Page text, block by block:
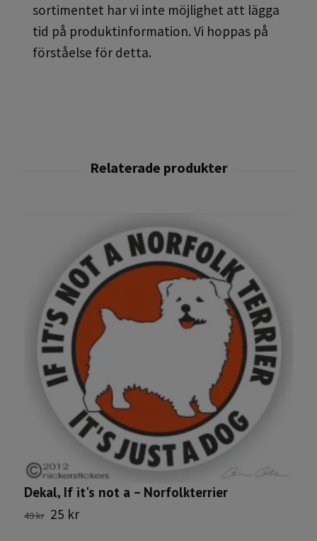
sortimentet har vi inte möjlighet att lägga
tid på produktinformation. Vi hoppas på
förståelse för detta.
Dekal, If it's not a – Norfolkterrier
49 kr 25 kr